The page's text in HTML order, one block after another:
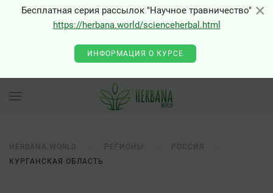
×
Бесплатная серия рассылок "Научное травничество"
https://herbana.world/scienceherbal.html
ИНФОРМАЦИЯ О КУРСЕ
HERBANA.WORLD РЕГИОНЫ
РОССИЯ
КУРГАНСКАЯ ОБЛАСТЬ
×